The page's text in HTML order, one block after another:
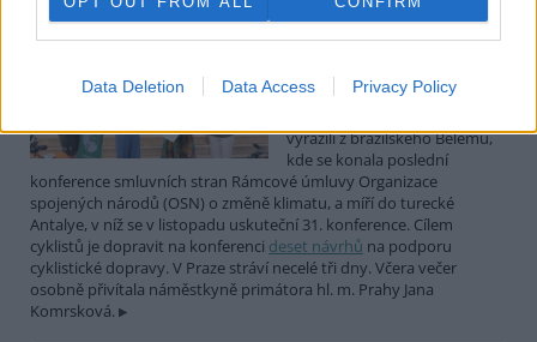
Data Deletion Data Access Privacy Policy
Do Prahy dnes dorazili jezdci
mezinárodní cyklistické štafety
vyrazili z brazilského Belému,
kde se konala poslední
konference smluvních stran Rámcové úmluvy Organizace
spojených národů (OSN) o změně klimatu, a míří do turecké
Antalye, v níž se v listopadu uskuteční 31. konference. Cílem
cyklistů je dopravit na konferenci deset návrhů na podporu
cyklistické dopravy. V Praze stráví necelé tři dny. Včera večer
osobně přivítala náměstkyně primátora hl. m. Prahy Jana
Komrsková.